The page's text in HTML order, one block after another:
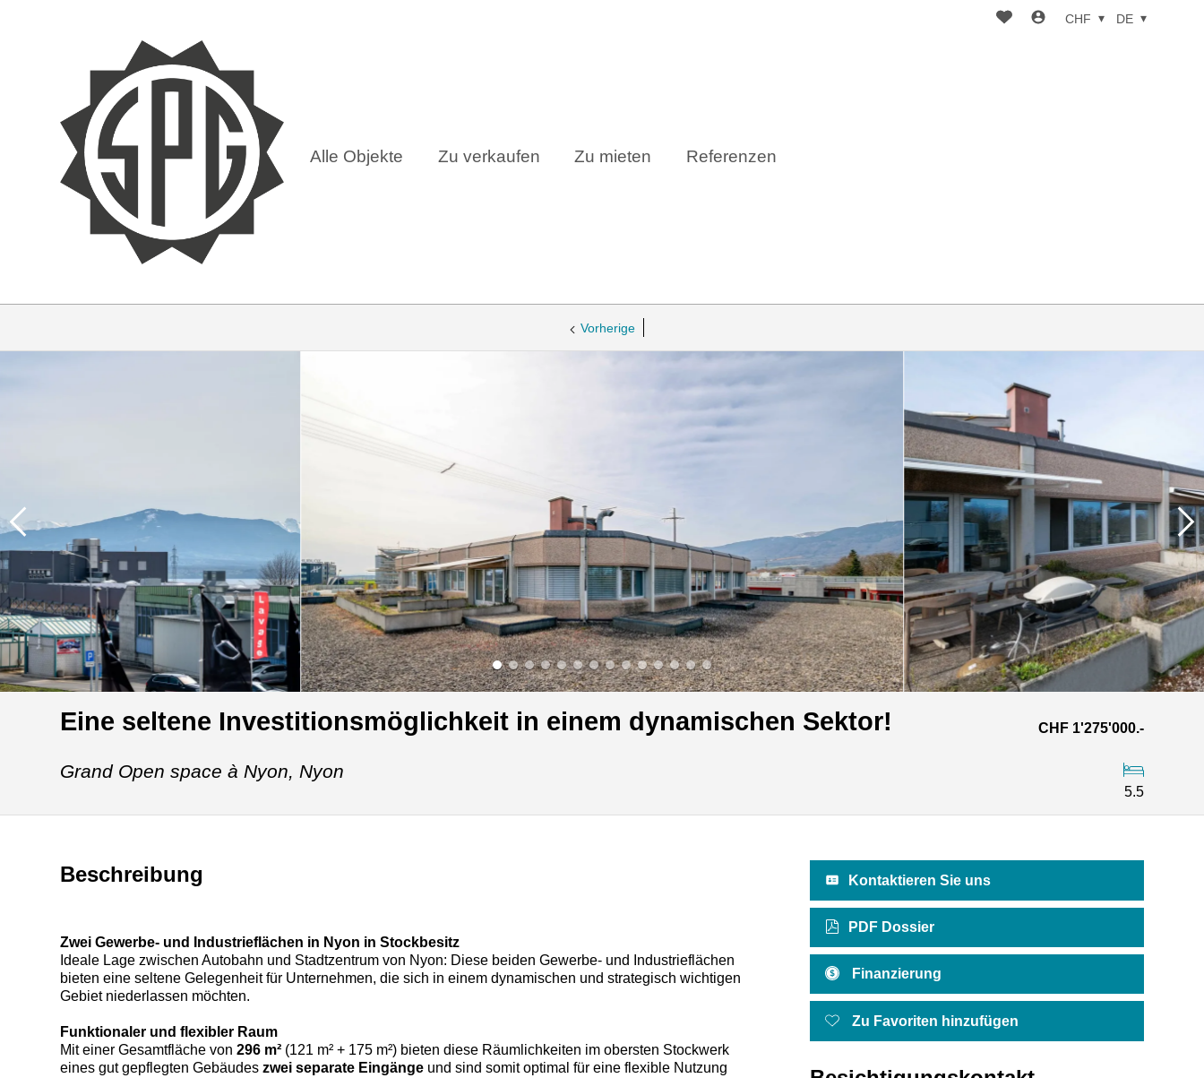
Alle Objekte Zu verkaufen Zu mieten Referenzen
CHF DE
Vorherige
Eine seltene Investitionsmöglichkeit in einem dynamischen Sektor! CHF 1'275'000.-
Grand Open space à Nyon,Nyon
5.5
Beschreibung
Zwei Gewerbe- und Industrieflächen in Nyon in Stockbesitz
Ideale Lage zwischen Autobahn und Stadtzentrum von Nyon: Diese beiden Gewerbe- und Industrieflächen
bieten eine seltene Gelegenheit für Unternehmen, die sich in einem dynamischen und strategisch wichtigen
Gebiet niederlassen möchten.
Funktionaler und flexibler Raum
Mit einer Gesamtfläche von296 m² (121 m² + 175 m²) bieten diese Räumlichkeiten im obersten Stockwerk
eines gut gepflegten Gebäudeszwei separate Eingänge und sind somit optimal für eine flexible Nutzung
Kontaktieren Sie uns
PDF Dossier
Finanzierung
Zu Favoriten hinzufügen